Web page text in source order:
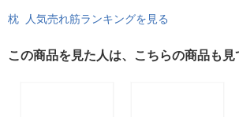
枕 人気売れ筋ランキングを見る
この商品を見た人は、こちらの商品も見